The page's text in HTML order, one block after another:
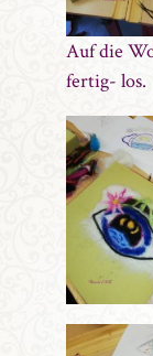
Auf die
fertig- los.